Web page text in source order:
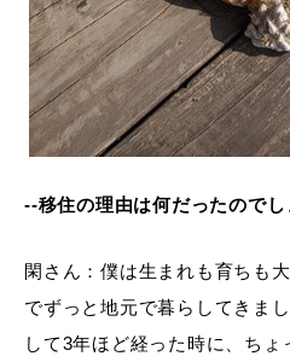
--移住の理由は何だったのでし
閑さん：僕は生まれも育ちも
でずっと地元で暮らしてきま
して3年ほど経った時に、ち